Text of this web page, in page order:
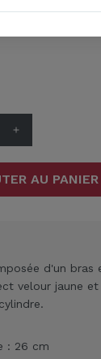
/ laitonEn
add
AU PANIER
d'un bras
velour jaune et
: 26 cm